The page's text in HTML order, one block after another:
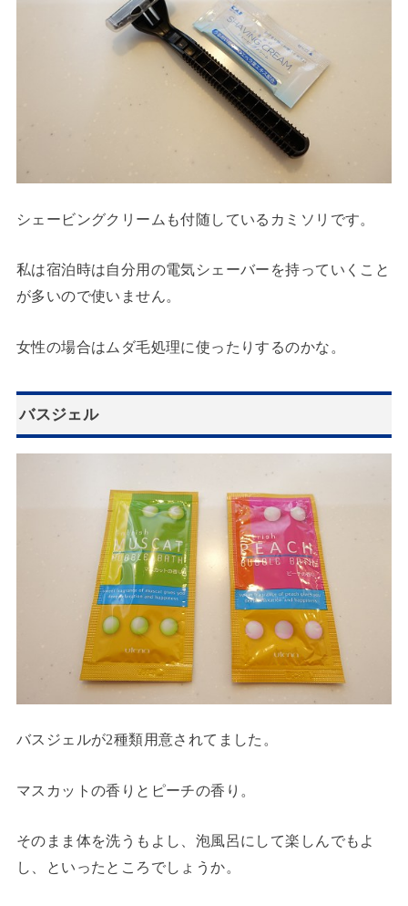
シェービングクリームも付随しているカミソリです。
私は宿泊時は自分用の電気シェーバーを持っていくこと
が多いので使いません。
女性の場合はムダ毛処理に使ったりするのかな。
バスジェル
バスジェルが2種類用意されてました。
マスカットの香りとピーチの香り。
そのまま体を洗うもよし、泡風呂にして楽しんでもよ
し、といったところでしょうか。